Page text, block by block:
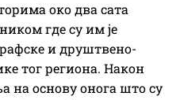
око два сата
где су им је
и друштвено-
тог региона. Након
на основу онога што су